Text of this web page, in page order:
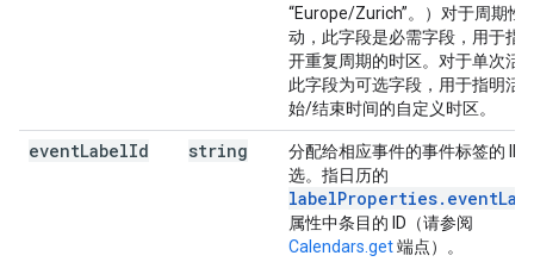
“Europe/Zurich”。）对于周期性
动，此字段是必需字段，用于指
开重复周期的时区。对于单次活
此字段为可选字段，用于指明活
始/结束时间的自定义时区。
eventLabelId string
分配给相应事件的事件标签的 ID
选。指日历的
属性中条目的 ID（请参阅
Calendars.get端点）。